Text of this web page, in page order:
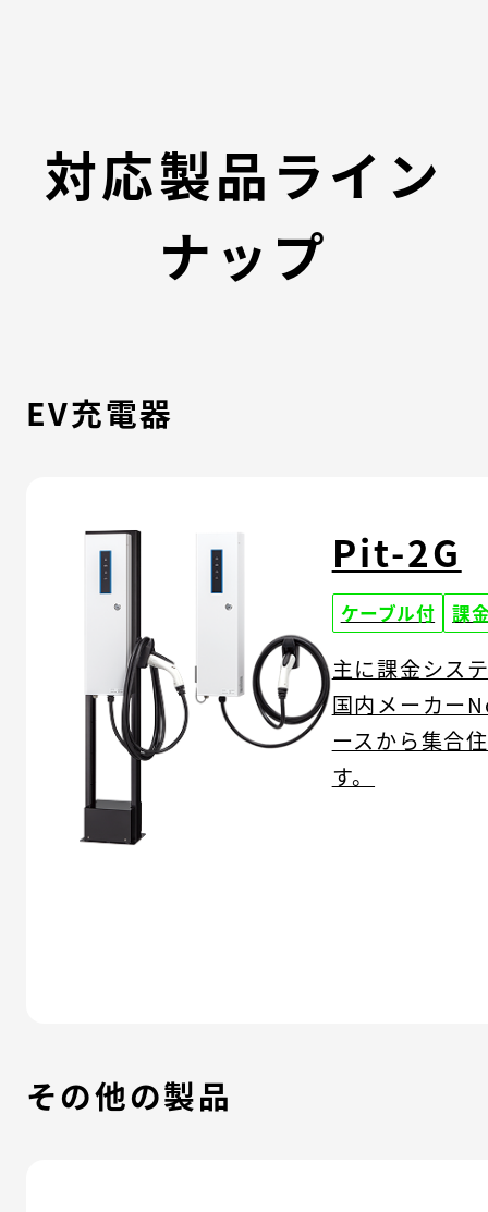
対応製品ライン
ナップ
EV充電器
Pit-2G
ケーブル付 課
主に課金シス
国内メーカー
ースから集合
す。
その他の製品